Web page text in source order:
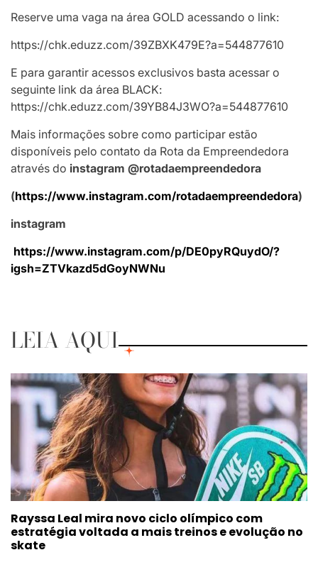
Reserve uma vaga na área GOLD acessando o link:
https://chk.eduzz.com/39ZBXK479E?a=544877610
E para garantir acessos exclusivos basta acessar o
seguinte link da área BLACK:
https://chk.eduzz.com/39YB84J3WO?a=544877610
Mais informações sobre como participar estão
disponíveis pelo contato da Rota da Empreendedora
através do instagram @rotadaempreendedora
(https://www.instagram.com/rotadaempreendedora)
instagram
https://www.instagram.com/p/DE0pyRQuydO/?
igsh=ZTVkazd5dGoyNWNu
LEIA AQUI
Rayssa Leal mira novo ciclo olímpico com
estratégia voltada a mais treinos e evolução no
skate